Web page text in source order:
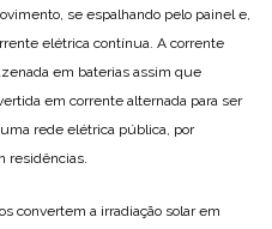
se espalhando pelo painel e,
elétrica contínua. A corrente
em baterias assim que
em corrente alternada para ser
rede elétrica pública, por
residências.
convertem a irradiação solar em